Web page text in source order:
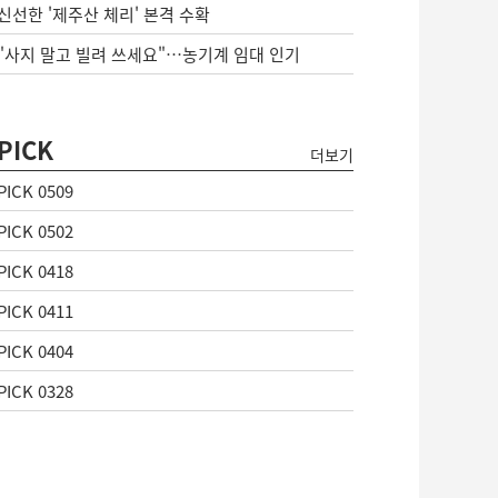
선한 '제주산 체리' 본격 수확
지 말고 빌려 쓰세요"…농기계 임대 인기
PICK 더보기
0509
0502
0418
0411
0404
0328